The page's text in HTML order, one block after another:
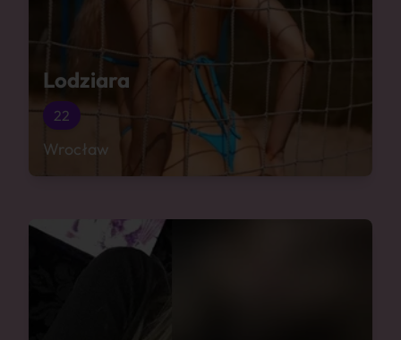
Lodziara
22
Wrocław